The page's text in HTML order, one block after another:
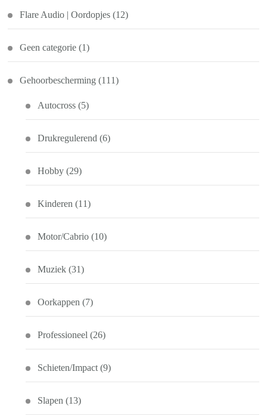
Flare Audio | Oordopjes (12)
Geen categorie (1)
Gehoorbescherming (111)
Autocross (5)
Drukregulerend (6)
Hobby (29)
Kinderen (11)
Motor/Cabrio (10)
Muziek (31)
Oorkappen (7)
Professioneel (26)
Schieten/Impact (9)
Slapen (13)